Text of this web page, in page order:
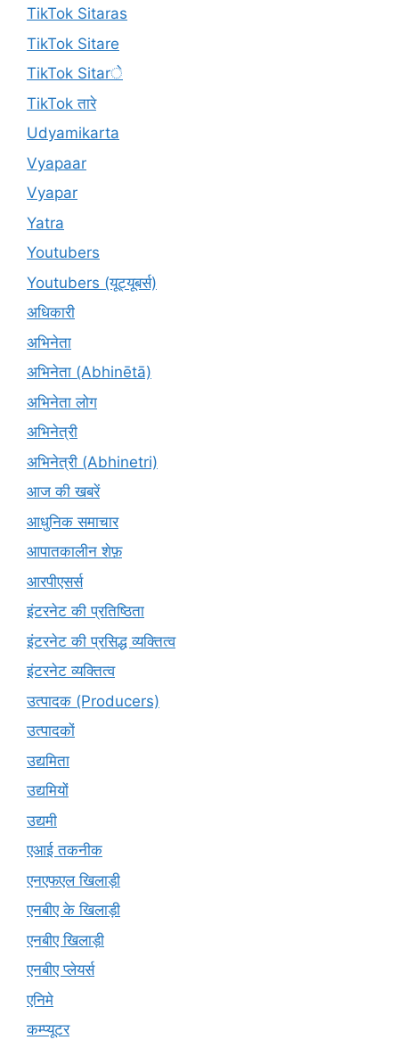
TikTok Sitaras
TikTok Sitare
TikTok Sitarे
TikTok तारे
Udyamikarta
Vyapaar
Vyapar
Yatra
Youtubers
Youtubers (यूट्यूबर्स)
अधिकारी
अभिनेता
अभिनेता (Abhinētā)
अभिनेता लोग
अभिनेत्री
अभिनेत्री (Abhinetri)
आज की खबरें
आधुनिक समाचार
आपातकालीन शेफ़
आरपीएसर्स
इंटरनेट की प्रतिष्ठिता
इंटरनेट की प्रसिद्ध व्यक्तित्व
इंटरनेट व्यक्तित्व
उत्पादक (Producers)
उत्पादकों
उद्यमिता
उद्यमियों
उद्यमी
एआई तकनीक
एनएफएल खिलाड़ी
एनबीए के खिलाड़ी
एनबीए खिलाड़ी
एनबीए प्लेयर्स
एनिमे
कम्प्यूटर